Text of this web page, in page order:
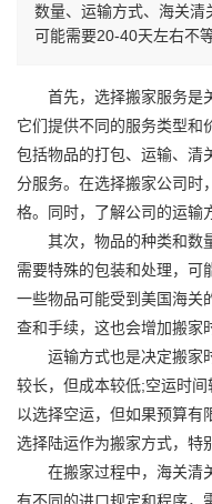
数量、运输方式、海关
可能需要20-40天左右不
首先，选择搬家服务是
它们提供不同的服务类型和
包括物品的打包、运输、清
分服务。在选择搬家公司时
格。同时，了解公司的运输
其次，物品的种类和数量
需要特殊的包装和处理，可
一些物品可能受到美国海关
查和手续，这也会增加搬家
运输方式也是决定搬家时
较长，但成本较低;空运时
以选择空运，但如果预算有
选择陆运作为搬家方式，特
在搬家过程中，海关清关